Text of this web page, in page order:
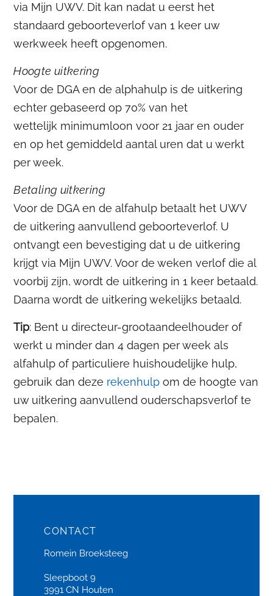
via Mijn UWV. Dit kan nadat u eerst het
standaard geboorteverlof van 1 keer uw
werkweek heeft opgenomen.
Hoogte uitkering
Voor de DGA en de alphahulp is de uitkering
echter gebaseerd op 70% van het
wettelijk minimumloon voor 21 jaar en ouder
en op het gemiddeld aantal uren dat u werkt
per week.
Betaling uitkering
Voor de DGA en de alfahulp betaalt het UWV
de uitkering aanvullend geboorteverlof. U
ontvangt een bevestiging dat u de uitkering
krijgt via Mijn UWV. Voor de weken verlof die al
voorbij zijn, wordt de uitkering in 1 keer betaald.
Daarna wordt de uitkering wekelijks betaald.
Tip: Bent u directeur-grootaandeelhouder of
werkt u minder dan 4 dagen per week als
alfahulp of particuliere huishoudelijke hulp,
gebruik dan deze rekenhulp om de hoogte van
uw uitkering aanvullend ouderschapsverlof te
bepalen.
CONTACT
Romein Broeksteeg
Sleepboot 9
3991 CN Houten